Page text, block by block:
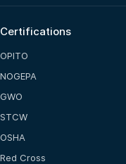
Certifications
OPITO
NOGEPA
GWO
STCW
OSHA
Red Cross